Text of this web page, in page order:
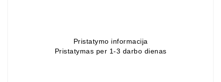
Pristatymo informacija
Pristatymas per 1-3 darbo dienas